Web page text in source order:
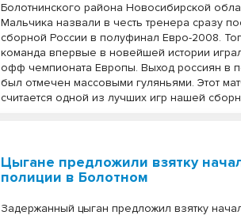
Болотнинского района Новосибирской
Мальчика назвали в честь тренера сразу
сборной России в полуфинал Евро-2008.
команда впервые в новейшей истории
офф чемпионата Европы. Выход россиян в
был отмечен массовыми гуляньями. Этот
считается одной из лучших игр нашей
Цыгане предложили взятку
полиции в Болотном
Задержанный цыган предложил взятку